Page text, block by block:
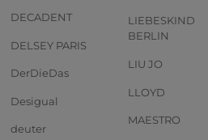
DECADENT
DELSEY PARIS
DerDieDas
Desigual
deuter
LIEBESKIND
BERLIN
LIU JO
LLOYD
MAESTRO